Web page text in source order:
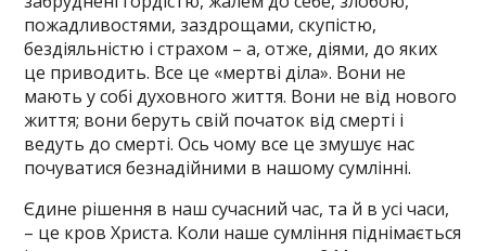
пожадливостями, заздрощами, скупістю,
бездіяльністю і страхом – а, отже, діями, до яких
це приводить. Все це «мертві діла». Вони не
мають у собі духовного життя. Вони не від нового
життя; вони беруть свій початок від смерті і
ведуть до смерті. Ось чому все це змушує нас
почуватися безнадійними в нашому сумлінні.
Єдине рішення в наш сучасний час, та й в усі часи,
– це кров Христа. Коли наше сумління піднімається